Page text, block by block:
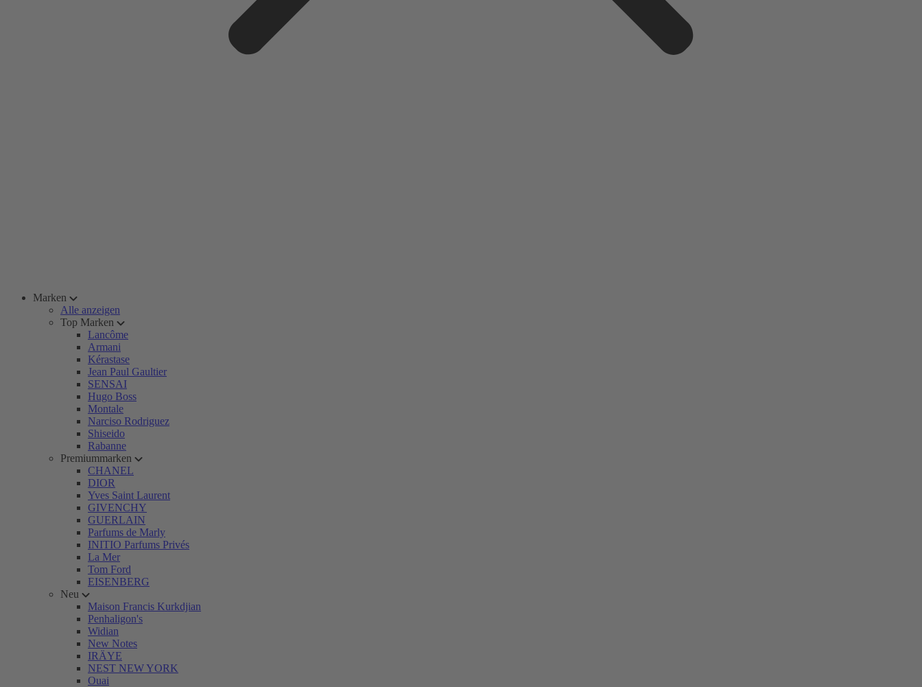
Marken
Alle anzeigen
Top Marken
Lancôme
Armani
Kérastase
Jean Paul Gaultier
SENSAI
Hugo Boss
Montale
Narciso Rodriguez
Shiseido
Rabanne
Premiummarken
CHANEL
DIOR
Yves Saint Laurent
GIVENCHY
GUERLAIN
Parfums de Marly
INITIO Parfums Privés
La Mer
Tom Ford
EISENBERG
Neu
Maison Francis Kurkdjian
Penhaligon's
Widian
New Notes
IRÄYE
NEST NEW YORK
Ouai